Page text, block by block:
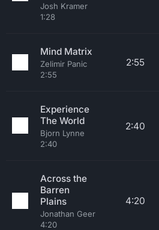
Josh Kramer
1:28
Mind Matrix
Zelimir Panic
2:55
2:55
Experience
The World
Bjorn Lynne
2:40
2:40
Across the
Barren
Plains
Jonathan Geer
4:20
4:20